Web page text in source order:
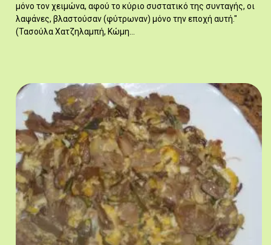
μόνο τον χειμώνα, αφού το κύριο συστατικό της συνταγής, οι
λαψάνες, βλαστούσαν (φύτρωναν) μόνο την εποχή αυτή."
(Τασούλα Χατζηλαμπή, Κώμη…